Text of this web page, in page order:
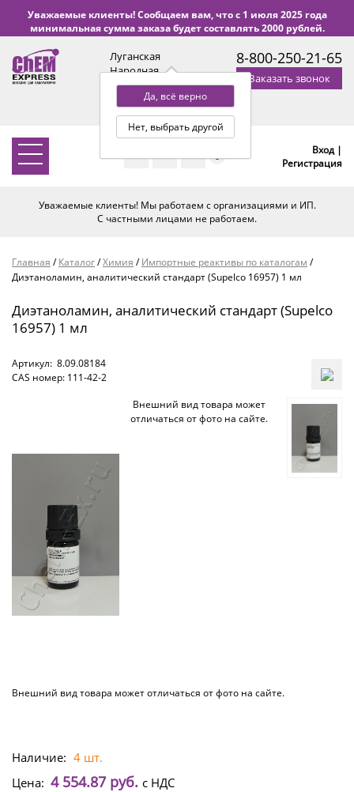
Уважаемые клиенты! Сообщаем вам, что с 1 июля 2025 года
минимальная сумма заказа будет составлять 2000 рублей.
Луганская
Народная
Республика
Да, всё верно
Нет, выбрать другой
с 9:00 до 18:00 по Уфе
(+2 МСК)
8-800-250-21-65
Заказать звонок
0
Вход |
Регистрация
Уважаемые клиенты! Мы работаем с организациями и ИП.
С частными лицами не работаем.
Главная /Каталог/Химия /Импортные реактивы по каталогам /
Диэтаноламин, аналитический стандарт (Supelco 16957) 1 мл
Диэтаноламин, аналитический стандарт (Supelco
16957) 1 мл
Артикул: 8.09.08184
CAS номер: 111-42-2
Внешний вид товара может
отличаться от фото на сайте.
Внешний вид товара может отличаться от фото на сайте.
Наличие: 4 шт.
Цена: 4 554.87 руб. с НДС